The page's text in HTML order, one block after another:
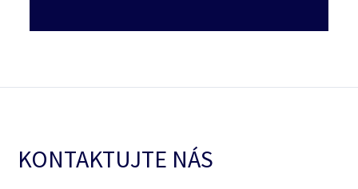
KONTAKTUJTE NÁS